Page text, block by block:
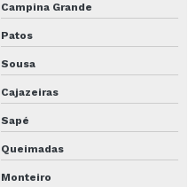
Campina Grande
Patos
Sousa
Cajazeiras
Sapé
Queimadas
Monteiro